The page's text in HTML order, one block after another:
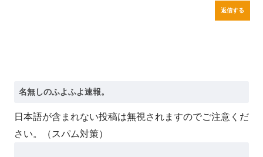
返信する
日本語が含まれない投稿は無視されますのでご注意くだ
さい。（スパム対策）